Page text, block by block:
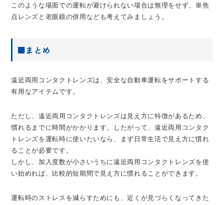
このような場面での運転が避けられない場合は無理をせず、単焦
点レンズと老眼鏡の併用なども考えてみましょう。
■まとめ
遠近両用コンタクトレンズは、安全な自動車運転をサポートする
有用なアイテムです。
ただし、遠近両用コンタクトレンズは見え方に特徴があるため、
慣れるまでに時間がかかります。したがって、遠近両用コンタク
トレンズを運転時に使いたいなら、まず日常生活で見え方に慣れ
ることが必要です。
しかし、加入度数が小さいうちに遠近両用コンタクトレンズを使
い始めれば、比較的短期間で見え方に慣れることができます。
運転時のストレスを減らすためにも、近くが見づらくなってきた